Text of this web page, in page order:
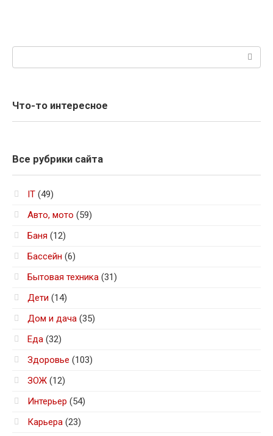
Что-то интересное
Все рубрики сайта
IT (49)
Авто, мото (59)
Баня (12)
Бассейн (6)
Бытовая техника (31)
Дети (14)
Дом и дача (35)
Еда (32)
Здоровье (103)
ЗОЖ (12)
Интерьер (54)
Карьера (23)